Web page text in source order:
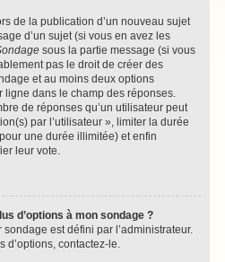
de la publication d’un nouveau sujet
d’un sujet (si vous en avez les
sous la partie message (si vous
pas le droit de créer des
et au moins deux options
dans le champ des réponses.
de réponses qu’un utilisateur peut
par l’utilisateur », limiter la durée
une durée illimitée) et enfin
leur vote.
d’options à mon sondage ?
est défini par l’administrateur.
d’options, contactez-le.